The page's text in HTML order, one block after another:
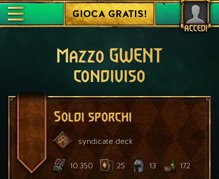
ACCEDI
GIOCA GRATIS!
Mazzo GWENT
condiviso
Soldi sporchi
syndicate deck
10.350 25 13 172